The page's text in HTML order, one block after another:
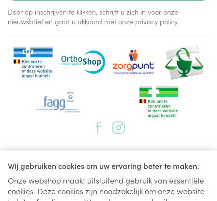
Wij gebruiken cookies om uw ervaring beter te maken.
Onze webshop maakt uitsluitend gebruik van essentiële
cookies. Deze cookies zijn noodzakelijk om onze website
Door op inschrijven te klikken, schrijft u zich in voor onze
nieuwsbrief en gaat u akkoord met onze privacy policy.
Juridische links